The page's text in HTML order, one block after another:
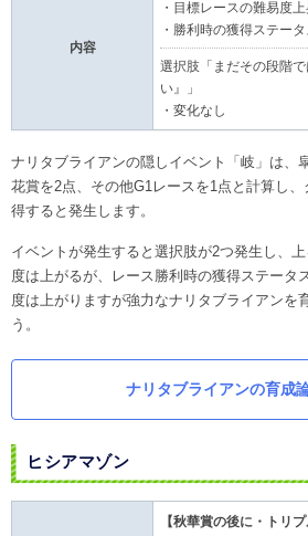
内容
・目標レースの難易度
・勝利時の獲得ステー
選択肢「まだその段階
い』」
・変化なし
ナリタブライアンの隠しイベント「岐」は、
花賞を2点、その他G1レースを1点と計算し
得すると発生します。
イベントが発生すると選択肢が2つ発生し、
度は上がるが、レース勝利時の獲得ステータ
度は上がりますが強力なナリタブライアンを
う。
ナリタブライアンの育成
ヒシアマゾン
【秋華賞の後に・トリ